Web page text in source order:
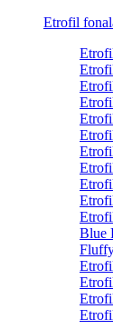
Etrofil
Blue